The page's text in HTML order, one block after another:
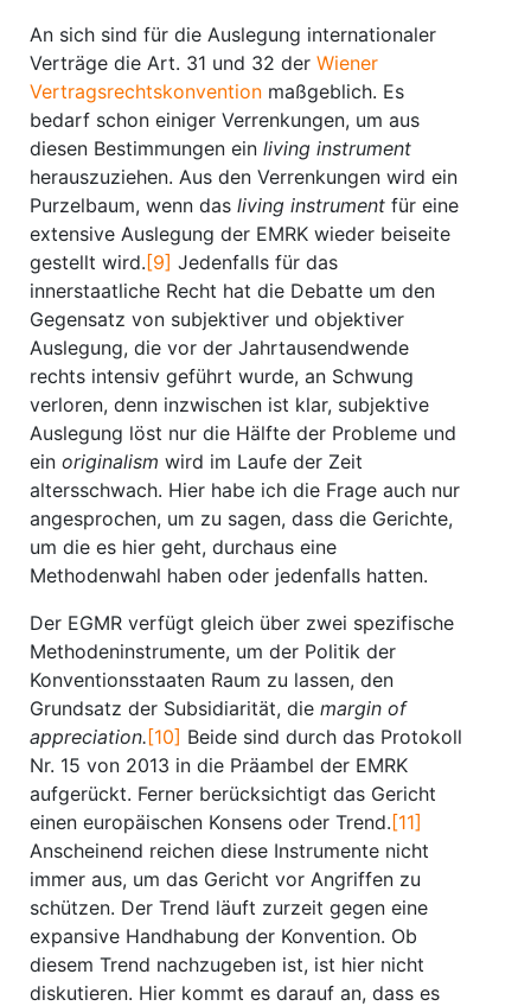
An sich sind für die Auslegung internationaler
Verträge die Art. 31 und 32 der Wiener
Vertragsrechtskonvention maßgeblich. Es
bedarf schon einiger Verrenkungen, um aus
diesen Bestimmungen ein living instrument
herauszuziehen. Aus den Verrenkungen wird ein
Purzelbaum, wenn das living instrument für eine
extensive Auslegung der EMRK wieder beiseite
gestellt wird. [9] Jedenfalls für das
innerstaatliche Recht hat die Debatte um den
Gegensatz von subjektiver und objektiver
Auslegung, die vor der Jahrtausendwende
rechts intensiv geführt wurde, an Schwung
verloren, denn inzwischen ist klar, subjektive
Auslegung löst nur die Hälfte der Probleme und
ein originalism wird im Laufe der Zeit
altersschwach. Hier habe ich die Frage auch nur
angesprochen, um zu sagen, dass die Gerichte,
um die es hier geht, durchaus eine
Methodenwahl haben oder jedenfalls hatten.
Der EGMR verfügt gleich über zwei spezifische
Methodeninstrumente, um der Politik der
Konventionsstaaten Raum zu lassen, den
Grundsatz der Subsidiarität, die margin of
appreciation. [10] Beide sind durch das Protokoll
Nr. 15 von 2013 in die Präambel der EMRK
aufgerückt. Ferner berücksichtigt das Gericht
einen europäischen Konsens oder Trend. [11]
Anscheinend reichen diese Instrumente nicht
immer aus, um das Gericht vor Angriffen zu
schützen. Der Trend läuft zurzeit gegen eine
expansive Handhabung der Konvention. Ob
diesem Trend nachzugeben ist, ist hier nicht
diskutieren. Hier kommt es darauf an, dass es